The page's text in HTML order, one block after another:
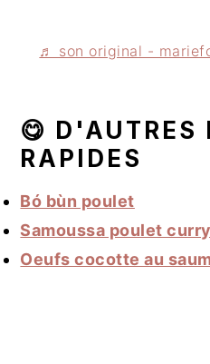
♬ son original -
😋 D'AUTRES
RAPIDES
Bó bùn poulet
Samoussa poulet
Oeufs cocotte au